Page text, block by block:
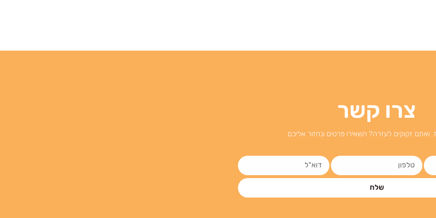
צרו קשר
זקוקים לעזרה? השאירו פרטים ונחזור אליכם
שלח